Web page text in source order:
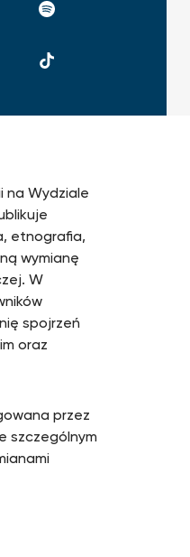
UKSW
UKSW
na Wydziale
etnografia,
wymianę
W
spojrzeń
oraz
przez
szczególnym